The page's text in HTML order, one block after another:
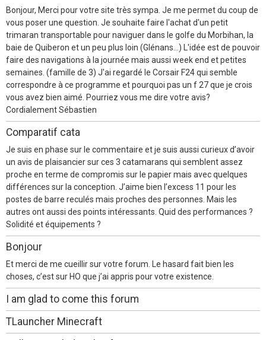
Bonjour, Merci pour votre site très sympa. Je me permet du coup de
vous poser une question. Je souhaite faire l'achat d'un petit
trimaran transportable pour naviguer dans le golfe du Morbihan, la
baie de Quiberon et un peu plus loin (Glénans...) L'idée est de pouvoir
faire des navigations à la journée mais aussi week end et petites
semaines. (famille de 3) J'ai regardé le Corsair F24 qui semble
correspondre à ce programme et pourquoi pas un f 27 que je crois
vous avez bien aimé. Pourriez vous me dire votre avis?
Cordialement Sébastien
Comparatif cata
Je suis en phase sur le commentaire et je suis aussi curieux d’avoir
un avis de plaisancier sur ces 3 catamarans qui semblent assez
proche en terme de compromis sur le papier mais avec quelques
différences sur la conception. J’aime bien l’excess 11 pour les
postes de barre reculés mais proches des personnes. Mais les
autres ont aussi des points intéressants. Quid des performances ?
Solidité et équipements ?
Bonjour
Et merci de me cueillir sur votre forum. Le hasard fait bien les
choses, c’est sur HO que j’ai appris pour votre existence.
I am glad to come this forum
TLauncher Minecraft